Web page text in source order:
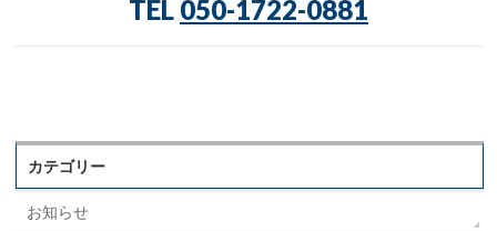
TEL 050-1722-0881
カテゴリー
お知らせ